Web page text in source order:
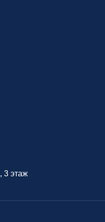
3 этаж